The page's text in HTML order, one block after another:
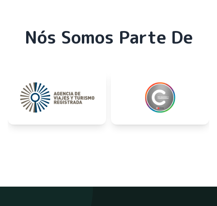
Nós Somos Parte De